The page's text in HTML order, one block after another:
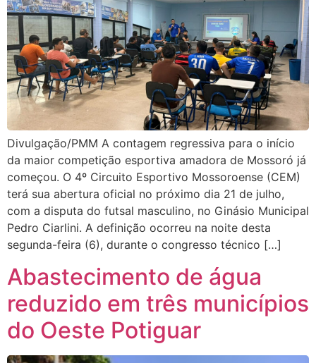
Divulgação/PMM A contagem regressiva para o início
da maior competição esportiva amadora de Mossoró já
começou. O 4º Circuito Esportivo Mossoroense (CEM)
terá sua abertura oficial no próximo dia 21 de julho,
com a disputa do futsal masculino, no Ginásio Municipal
Pedro Ciarlini. A definição ocorreu na noite desta
segunda-feira (6), durante o congresso técnico […]
Abastecimento de água
reduzido em três municípios
do Oeste Potiguar